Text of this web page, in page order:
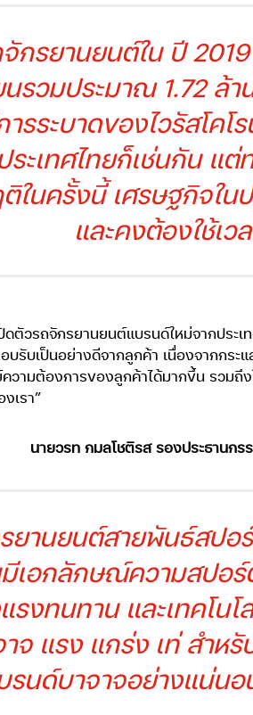
กรยานยนต์ใน ปี
รวมประมาณ 1.72 ล้
รระบาดของไวรัสโคโ
ระเทศไทยก็เช่นกัน แ
นครั้งนี้ เศรษฐกิจในป
และคงต้องใช้เว
วรถจักรยานยนต์แบรนด์ใหม่จากประ
ตอบรับเป็นอย่างดีจากลูกค้า เนื่องจาก
วามต้องการของลูกค้าได้มากขึ้น รวม
เรา”
นายวรท กมลโชติรส รองประธานก
ยานยนต์สายพันธ์สป
เอกลักษณ์ความสปอ
งทนทาน และเทคโน
าจ แรง แกร่ง เท่ สำห
รนด์บาจาจอย่างแน่นอ